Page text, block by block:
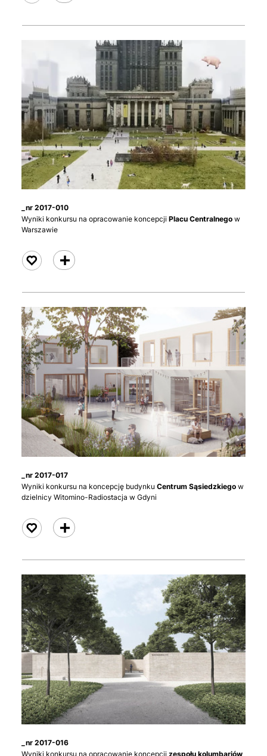
_nr 2017-010
Wyniki konkursu na opracowanie koncepcji Placu Centralnego w
Warszawie
czytaj
_nr 2017-017
Wyniki konkursu na koncepcję budynku Centrum Sąsiedzkiego w
dzielnicy Witomino-Radiostacja w Gdyni
czytaj
_nr 2017-016
Wyniki konkursu na opracowanie koncepcji zespołu kolumbariów